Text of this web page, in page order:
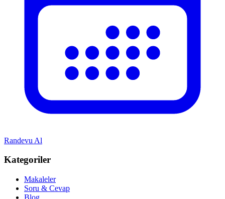
Randevu Al
Kategoriler
Makaleler
Soru & Cevap
Blog